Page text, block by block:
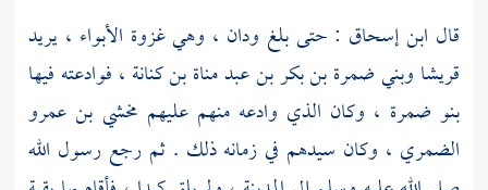
قال ابن إسحاق : حتى بلغ ودان ، وهي غزوة الأبواء ، يريد
قريشا وبني ضمرة بن بكر بن عبد مناة بن كنانة ، فوادعته فيها
بنو ضمرة ، وكان الذي وادعه منهم عليهم مخشي بن عمرو
الضمري ، وكان سيدهم في زمانه ذلك . ثم رجع رسول الله